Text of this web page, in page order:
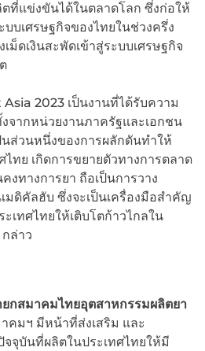
ที่แข่งขันได้ในตลาดโลก ซึ่งก่อให้
บบเศรษฐกิจของไทยในช่วงครึ่ง
ม็ดเงินสะพัดเข้าสู่ระบบเศรษฐกิจ
2023 เป็นงานที่ได้รับความ
จากหน่วยงานภาครัฐและเอกชน
ส่วนหนึ่งของการผลักดันทำให้
ทย เกิดการขยายตัวทางการตลาด
งทางการยา ถือเป็นการวาง
มดิคัลฮับ ซึ่งจะเป็นเครื่องมือสำคัญ
เทศไทยให้เติบโตก้าวไกลใน
ล่าว
กสมาคมไทยอุตสาหกรรมผลิตยา
คมฯ มีหน้าที่ส่งเสริม และ
จุบันที่ผลิตในประเทศไทยให้มี